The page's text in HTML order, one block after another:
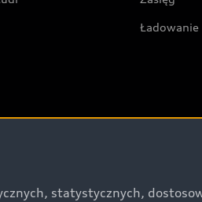
Ładowanie
statystycznych,